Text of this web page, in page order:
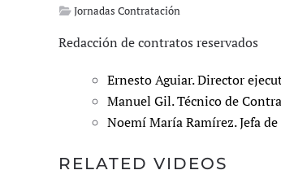
Jornadas Contratación
Redacción de contratos reservados
Ernesto Aguiar. Director
Manuel Gil. Técnico de
Noemí María Ramírez. Jefa
RELATED VIDEOS